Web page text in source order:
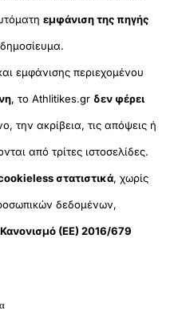
εμφάνιση της πηγής
εμφάνισης περιεχομένου
, το Athlitikes.gr δεν φέρει
την ακρίβεια, τις απόψεις ή
από τρίτες ιστοσελίδες.
στατιστικά, χωρίς
δεδομένων,
(ΕΕ) 2016/679